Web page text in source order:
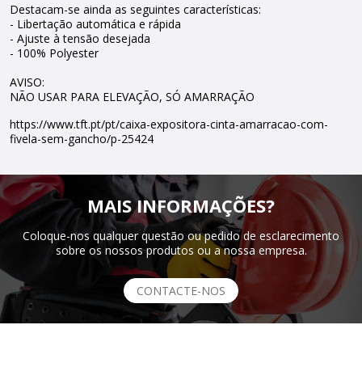
Destacam-se ainda as seguintes características:
- Libertação automática e rápida
- Ajuste à tensão desejada
- 100% Polyester
AVISO:
NÃO USAR PARA ELEVAÇÃO, SÓ AMARRAÇÃO
https://www.tft.pt/pt/caixa-expositora-cinta-amarracao-com-
fivela-sem-gancho/p-25424
MAIS INFORMAÇÕES?
Coloque-nos qualquer questão ou pedido de esclarecimento
sobre os nossos produtos ou a nossa empresa.
CONTACTE-NOS